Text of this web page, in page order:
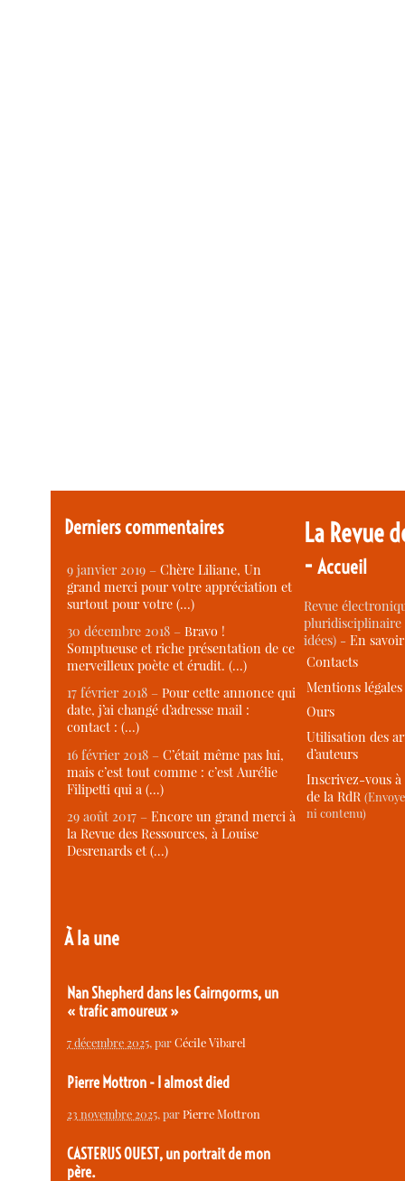
Derniers commentaires
9 janvier 2019 –Chère Liliane, Un
grand merci pour votre appréciation et
surtout pour votre (…)
30 décembre 2018 –Bravo !
Somptueuse et riche présentation de ce
merveilleux poète et érudit. (…)
17 février 2018 –Pour cette annonce qui
date, j’ai changé d’adresse mail :
contact : (…)
16 février 2018 –C’était même pas lui,
mais c’est tout comme : c’est Aurélie
Filipetti qui a (…)
29 août 2017 –Encore un grand merci à
la Revue des Ressources, à Louise
Desrenards et (…)
À la une
Nan Shepherd dans les Cairngorms, un
« trafic amoureux »
7 décembre 2025, parCécile Vibarel
Pierre Mottron - I almost died
23 novembre 2025, parPierre Mottron
CASTERUS OUEST, un portrait de mon
père.
La Revue
-Accueil
Revue
idées) -En
Contacts
Mentions légales
Ours
Utilisation des
d’auteurs
Inscrivez-vous
de la RdR
ni contenu)